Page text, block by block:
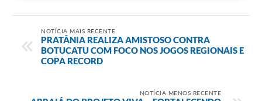
NOTÍCIA MAIS RECENTE
PRATÂNIA REALIZA AMISTOSO CONTRA
BOTUCATU COM FOCO NOS JOGOS REGIONAIS E
COPA RECORD
NOTÍCIA MENOS RECENTE